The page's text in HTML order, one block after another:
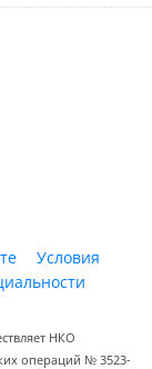
Условия
НКО
операций № 3523-